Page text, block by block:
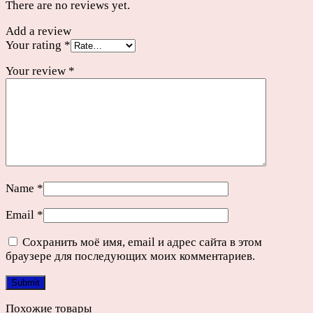
There are no reviews yet.
Add a review
Your rating *
Your review *
Name *
Email *
Сохранить моё имя, email и адрес сайта в этом
браузере для последующих моих комментариев.
Похожие товары